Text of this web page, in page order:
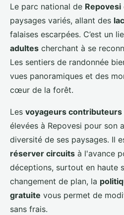
Le parc national de Repovesi
paysages variés, allant des
falaises escarpées. C’est un
adultes cherchant à se
Les sentiers de randonnée
vues panoramiques et des
cœur de la forêt.
Les voyageurs contributeurs
élevées à Repovesi pour son
diversité de ses paysages. Il
réserver circuits à l'avance
déceptions, surtout en haute
changement de plan, la
gratuite vous permet de
sans frais.